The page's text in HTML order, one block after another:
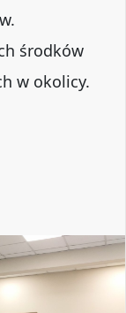
środków
w okolicy.